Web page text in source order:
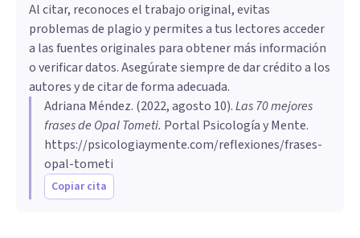
Al citar, reconoces el trabajo original, evitas
problemas de plagio y permites a tus lectores acceder
a las fuentes originales para obtener más información
o verificar datos. Asegúrate siempre de dar crédito a los
autores y de citar de forma adecuada.
Adriana Méndez. (2022, agosto 10).Las 70 mejores
frases de Opal Tometi. Portal Psicología y Mente.
https://psicologiaymente.com/reflexiones/frases-
opal-tometi
Copiar cita